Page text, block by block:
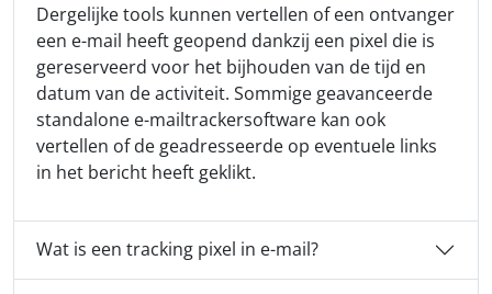
Dergelijke tools kunnen vertellen of een ontvanger
een e-mail heeft geopend dankzij een pixel die is
gereserveerd voor het bijhouden van de tijd en
datum van de activiteit. Sommige geavanceerde
standalone e-mailtrackersoftware kan ook
vertellen of de geadresseerde op eventuele links
in het bericht heeft geklikt.
Wat is een tracking pixel in e-mail?